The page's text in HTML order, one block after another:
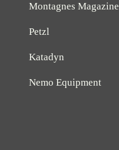
Montagnes Magazine
Petzl
Katadyn
Nemo Equipment